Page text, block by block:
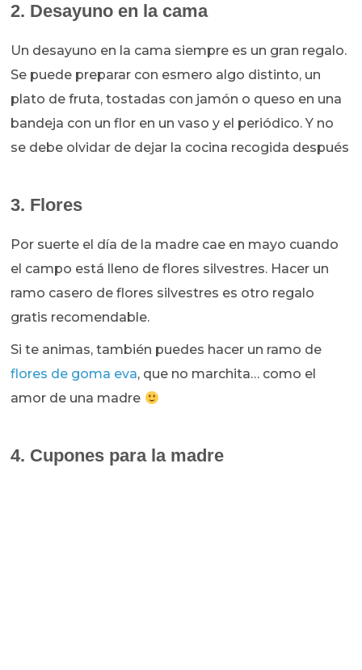
2. Desayuno en la cama
Un desayuno en la cama siempre es un gran regalo.
Se puede preparar con esmero algo distinto, un
plato de fruta, tostadas con jamón o queso en una
bandeja con un flor en un vaso y el periódico. Y no
se debe olvidar de dejar la cocina recogida después
3. Flores
Por suerte el día de la madre cae en mayo cuando
el campo está lleno de flores silvestres. Hacer un
ramo casero de flores silvestres es otro regalo
gratis recomendable.
Si te animas, también puedes hacer un ramo de
flores de goma eva, que no marchita… como el
amor de una madre
4. Cupones para la madre